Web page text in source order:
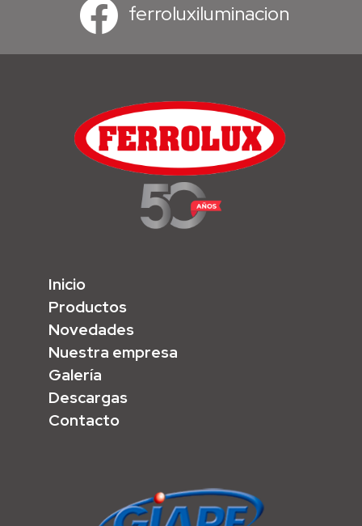
ferroluxiluminacion
Inicio
Productos
Novedades
Nuestra empresa
Galería
Descargas
Contacto